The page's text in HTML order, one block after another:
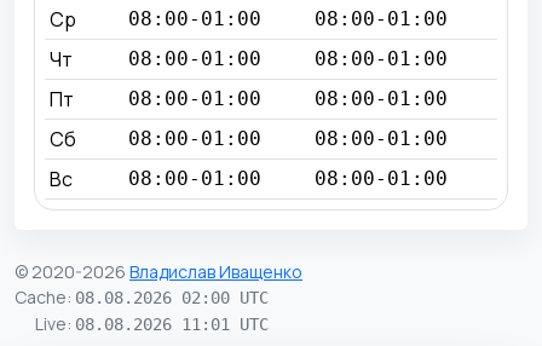
Ср 08:00-01:00 08:00-01:00
Чт 08:00-01:00 08:00-01:00
Пт 08:00-01:00 08:00-01:00
Сб 08:00-01:00 08:00-01:00
Вс 08:00-01:00 08:00-01:00
© 2020-2026 Владислав Иващенко
Cache: 08.08.2026 02:00 UTC
Live: 08.08.2026 11:01 UTC